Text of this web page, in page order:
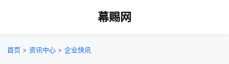
幕赐网
首页 > 资讯中心 > 企业快讯